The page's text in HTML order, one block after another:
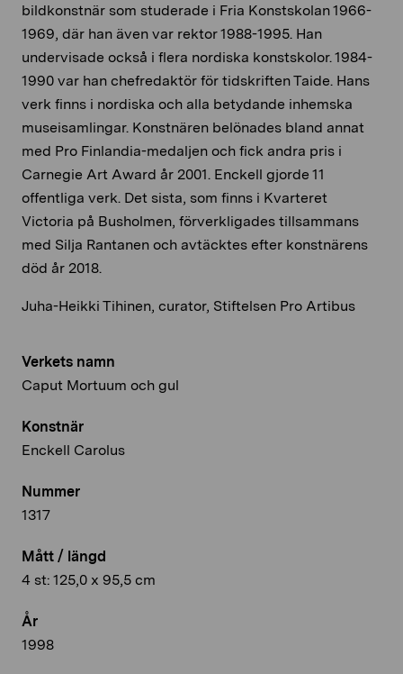
Verkets namn
Caput Mortuum och gul
Konstnär
Enckell Carolus
Nummer
1317
Mått / längd
4 st: 125,0 x 95,5 cm
År
1998
bildkonstnär som studerade i Fria Konstskolan 1966-
1969, där han även var rektor 1988-1995. Han
undervisade också i flera nordiska konstskolor. 1984-
1990 var han chefredaktör för tidskriften Taide. Hans
verk finns i nordiska och alla betydande inhemska
museisamlingar. Konstnären belönades bland annat
med Pro Finlandia-medaljen och fick andra pris i
Carnegie Art Award år 2001. Enckell gjorde 11
offentliga verk. Det sista, som finns i Kvarteret
Victoria på Busholmen, förverkligades tillsammans
med Silja Rantanen och avtäcktes efter konstnärens
död år 2018.
Juha-Heikki Tihinen, curator, Stiftelsen Pro Artibus